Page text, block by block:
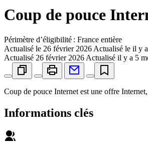
Coup de pouce
Périmètre d’éligibilité : France entière
Actualisé le 26 février 2026 Actualisé le il y
Actualisé 26 février 2026 Actualisé il y a 5
Coup de pouce Internet est une offre
Informations clés